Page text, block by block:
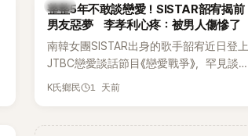
韓星
整整5年不敢談戀愛！SISTAR韶宥揭前
男友惡夢 李孝利心疼：被男人傷慘了
南韓女團SISTAR出身的歌手韶宥近日登上
JTBC戀愛談話節目《戀愛戰爭》，罕見談及
自己的感情生活，不僅坦言已經整整5年沒
K氏鄉民 1 天前